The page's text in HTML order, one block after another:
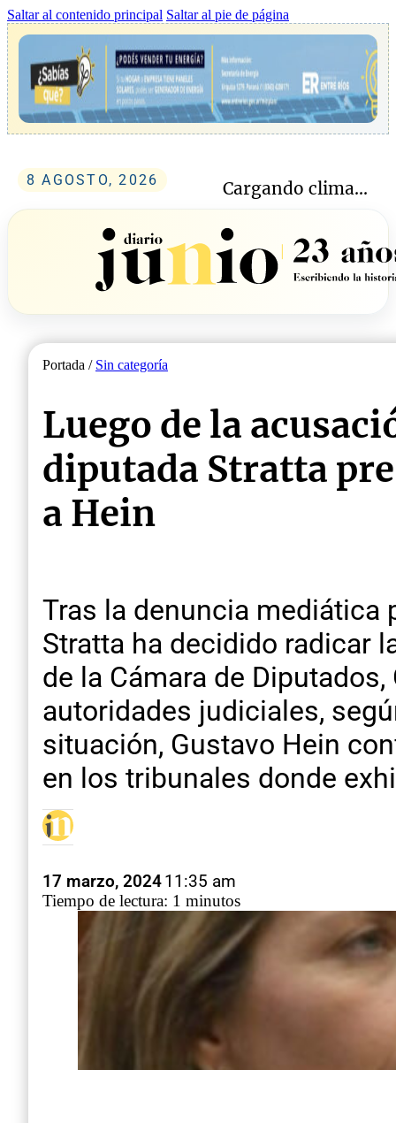
Saltar al contenido principal Saltar al pie de página
8 AGOSTO, 2026 Cargando clima...
Portada / Sin categoría
Luego de la
diputada Stratta
a Hein
Tras la denuncia mediática
Stratta ha decidido radicar
de la Cámara de
autoridades judiciales,
situación, Gustavo Hein
en los tribunales donde
17 marzo, 202411:35 am
Tiempo de lectura: 1 minutos